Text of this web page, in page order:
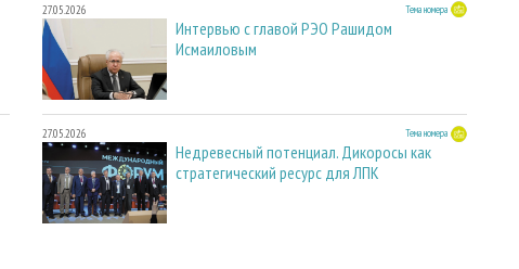
27.05.2026 Тема номера
Интервью с главой РЭО Рашидом
Исмаиловым
27.05.2026 Тема номера
Недревесный потенциал. Дикоросы как
стратегический ресурс для ЛПК